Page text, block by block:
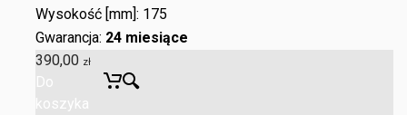
Wysokość [mm]: 175
Gwarancja: 24 miesiące
390,00 zł
Do
koszyka